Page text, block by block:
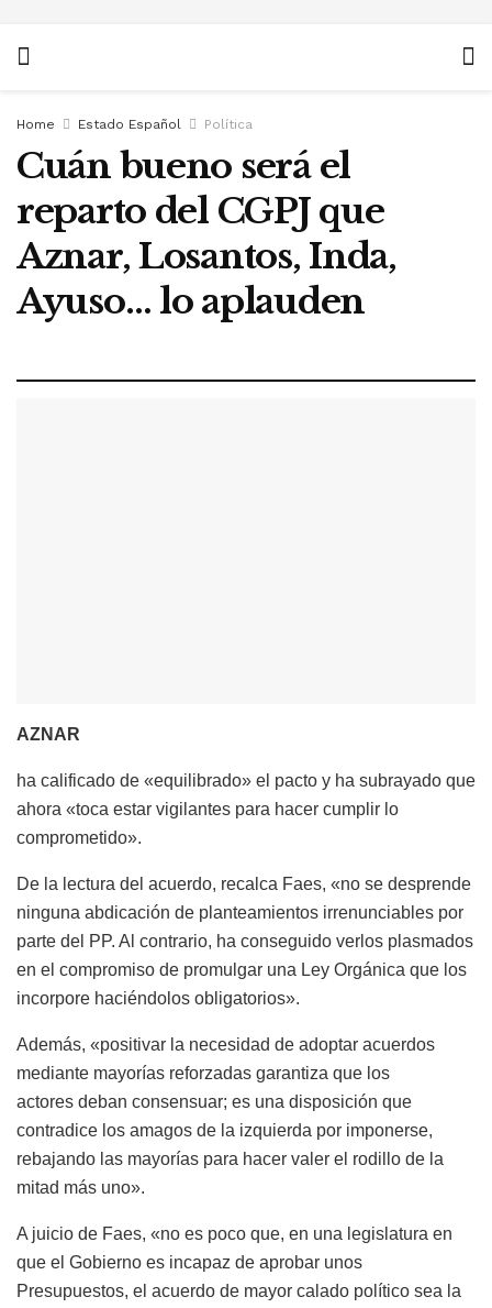
Home Estado Español Política
Cuán bueno será el
reparto del CGPJ que
Aznar, Losantos, Inda,
Ayuso… lo aplauden
AZNAR
ha calificado de «equilibrado» el pacto y ha subrayado que
ahora «toca estar vigilantes para hacer cumplir lo
comprometido».
De la lectura del acuerdo, recalca Faes, «no se desprende
ninguna abdicación de planteamientos irrenunciables por
parte del PP. Al contrario, ha conseguido verlos plasmados
en el compromiso de promulgar una Ley Orgánica que los
incorpore haciéndolos obligatorios».
Además, «positivar la necesidad de adoptar acuerdos
mediante mayorías reforzadas garantiza que los
actores deban consensuar; es una disposición que
contradice los amagos de la izquierda por imponerse,
rebajando las mayorías para hacer valer el rodillo de la
mitad más uno».
A juicio de Faes, «no es poco que, en una legislatura en
que el Gobierno es incapaz de aprobar unos
Presupuestos, el acuerdo de mayor calado político sea la